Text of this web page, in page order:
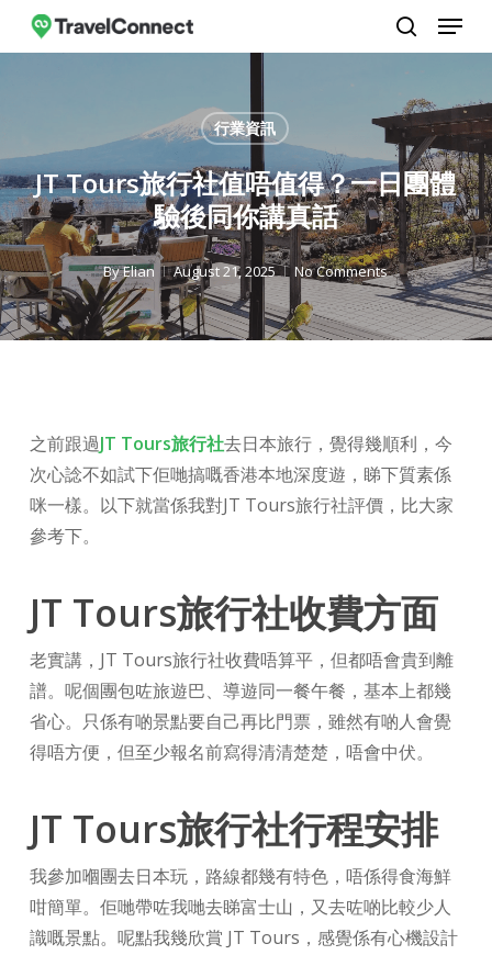
Skip
search
Menu
行業資訊
JT Tours旅行社值唔值得？一日團體
驗後同你講真話
ByElian August 21, 2025 No Comments
之前跟過JT Tours旅行社去日本旅行，覺得幾順利，今
次心諗不如試下佢哋搞嘅香港本地深度遊，睇下質素係
咪一樣。以下就當係我對JT Tours旅行社評價，比大家
參考下。
JT Tours旅行社收費方面
老實講，JT Tours旅行社收費唔算平，但都唔會貴到離
譜。呢個團包咗旅遊巴、導遊同一餐午餐，基本上都幾
省心。只係有啲景點要自己再比門票，雖然有啲人會覺
得唔方便，但至少報名前寫得清清楚楚，唔會中伏。
JT Tours旅行社行程安排
我參加嗰團去日本玩，路線都幾有特色，唔係得食海鮮
咁簡單。佢哋帶咗我哋去睇富士山，又去咗啲比較少人
識嘅景點。呢點我幾欣賞 JT Tours，感覺係有心機設計
Menu